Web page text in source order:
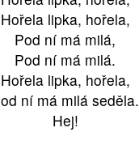
Hořela lipka, hořela,
Pod ní má milá,
Pod ní má milá.
Hořela lipka, hořela,
ní má milá seděla.
Hej!